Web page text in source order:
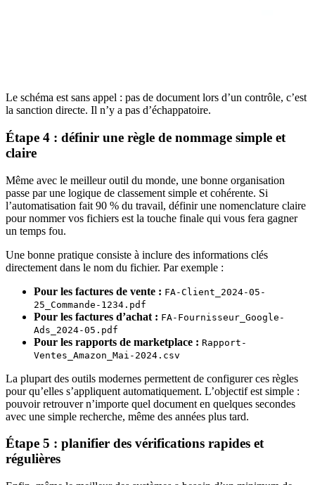
Le schéma est sans appel : pas de document lors d’un contrôle, c’est
la sanction directe. Il n’y a pas d’échappatoire.
Étape 4 : définir une règle de nommage simple et
claire
Même avec le meilleur outil du monde, une bonne organisation
passe par une logique de classement simple et cohérente. Si
l’automatisation fait 90 % du travail, définir une nomenclature claire
pour nommer vos fichiers est la touche finale qui vous fera gagner
un temps fou.
Une bonne pratique consiste à inclure des informations clés
directement dans le nom du fichier. Par exemple :
Pour les factures de vente : FA-Client_2024-05-
25_Commande-1234.pdf
Pour les factures d’achat : FA-Fournisseur_Google-
Ads_2024-05.pdf
Pour les rapports de marketplace : Rapport-
Ventes_Amazon_Mai-2024.csv
La plupart des outils modernes permettent de configurer ces règles
pour qu’elles s’appliquent automatiquement. L’objectif est simple :
pouvoir retrouver n’importe quel document en quelques secondes
avec une simple recherche, même des années plus tard.
Étape 5 : planifier des vérifications rapides et
régulières